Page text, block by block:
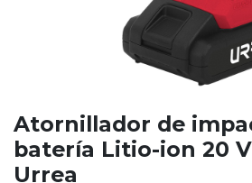
Atornillador de
batería Litio-ion 20
Urrea